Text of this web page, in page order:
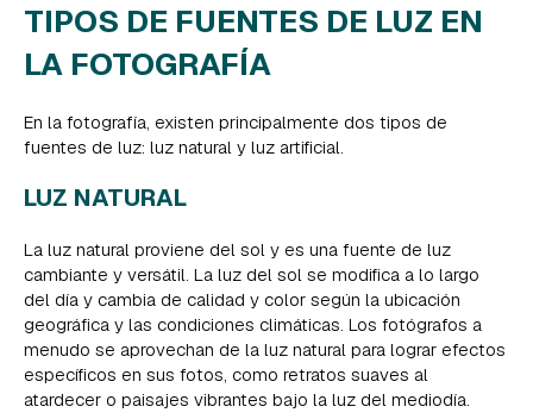
TIPOS DE FUENTES DE LUZ EN
LA FOTOGRAFÍA
En la fotografía, existen principalmente dos tipos de
fuentes de luz: luz natural y luz artificial.
LUZ NATURAL
La luz natural proviene del sol y es una fuente de luz
cambiante y versátil. La luz del sol se modifica a lo largo
del día y cambia de calidad y color según la ubicación
geográfica y las condiciones climáticas. Los fotógrafos a
menudo se aprovechan de la luz natural para lograr efectos
específicos en sus fotos, como retratos suaves al
atardecer o paisajes vibrantes bajo la luz del mediodía.